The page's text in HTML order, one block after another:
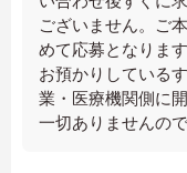
ございません。ご
めて応募となります
お預かりしている
業・医療機関側に
一切ありませんの